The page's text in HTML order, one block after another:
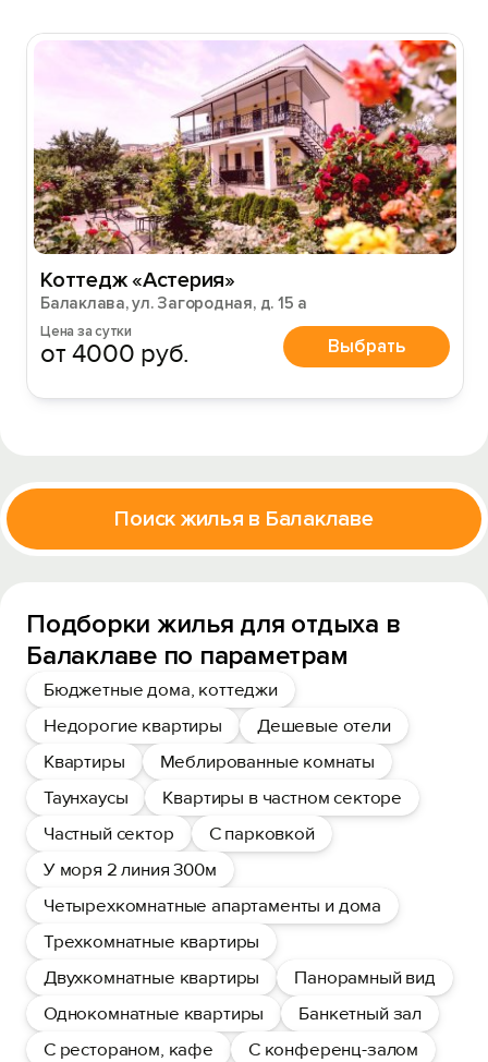
Коттедж «Астерия»
Балаклава, ул. Загородная, д. 15 а
Цена за сутки
от 4000 руб. Выбрать
Поиск жилья в Балаклаве
Подборки жилья для отдыха в
Балаклаве по параметрам
Бюджетные дома, коттеджи
Недорогие квартиры
Дешевые отели
Квартиры
Меблированные комнаты
Таунхаусы
Квартиры в частном секторе
Частный сектор
С парковкой
У моря 2 линия 300м
Четырехкомнатные апартаменты и дома
Трехкомнатные квартиры
Двухкомнатные квартиры
Панорамный вид
Однокомнатные квартиры
Банкетный зал
С рестораном, кафе
С конференц-залом